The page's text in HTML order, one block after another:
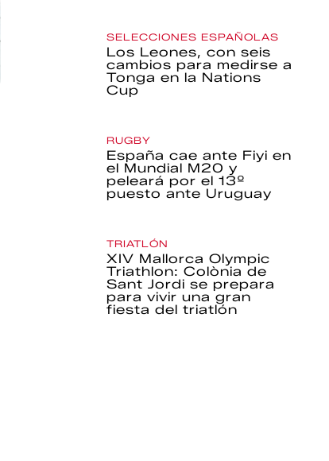
SELECCIONES ESPAÑOLAS
Los Leones, con seis
cambios para medirse a
Tonga en la Nations
Cup
RUGBY
España cae ante Fiyi en
el Mundial M20 y
peleará por el 13º
puesto ante Uruguay
TRIATLÓN
XIV Mallorca Olympic
Triathlon: Colònia de
Sant Jordi se prepara
para vivir una gran
fiesta del triatlón